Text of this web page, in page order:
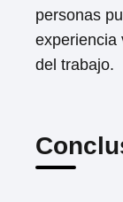
personas
experiencia
del trabajo.